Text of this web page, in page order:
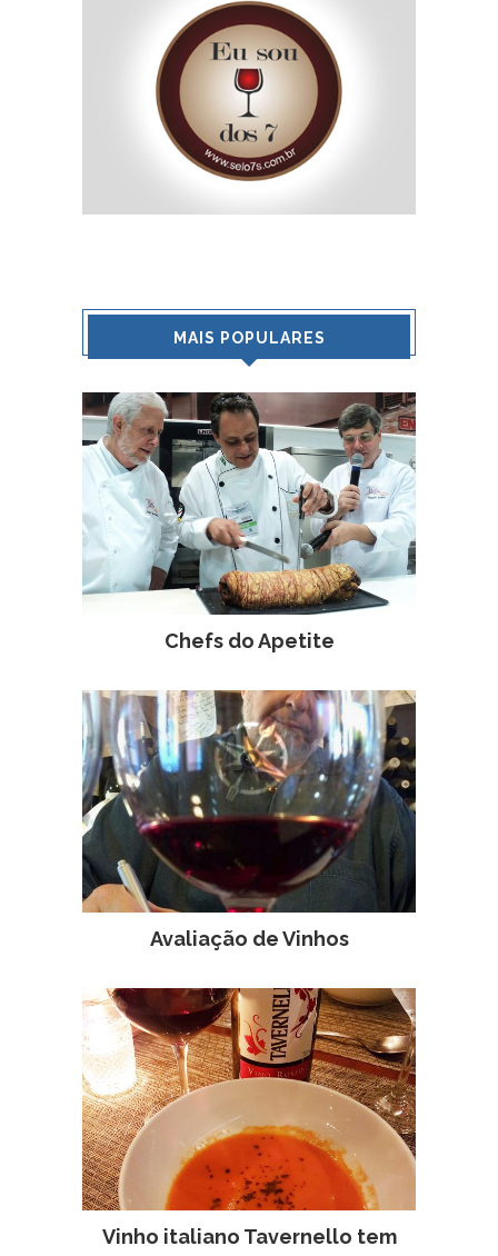
MAIS POPULARES
Chefs do Apetite
Avaliação de Vinhos
Vinho italiano Tavernello tem